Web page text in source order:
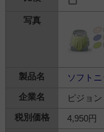
ソフト
ピジョ
4,950円